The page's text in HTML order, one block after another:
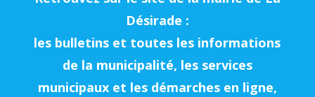
Désirade :
les bulletins et toutes les informations
de la municipalité, les services
municipaux et les démarches en ligne,